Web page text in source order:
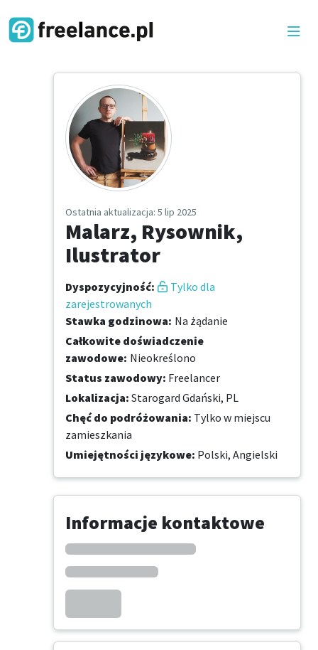
Ostatnia aktualizacja: 5 lip 2025
Malarz, Rysownik,
Ilustrator
Dyspozycyjność:
Tylko dla
zarejestrowanych
Stawka godzinowa: Na żądanie
Całkowite doświadczenie
zawodowe: Nieokreślono
Status zawodowy: Freelancer
Lokalizacja: Starogard Gdański, PL
Chęć do podróżowania: Tylko w miejscu
zamieszkania
Umiejętności językowe: Polski, Angielski
Informacje kontaktowe